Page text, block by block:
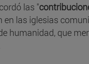
las "
en las iglesias
humanidad, que